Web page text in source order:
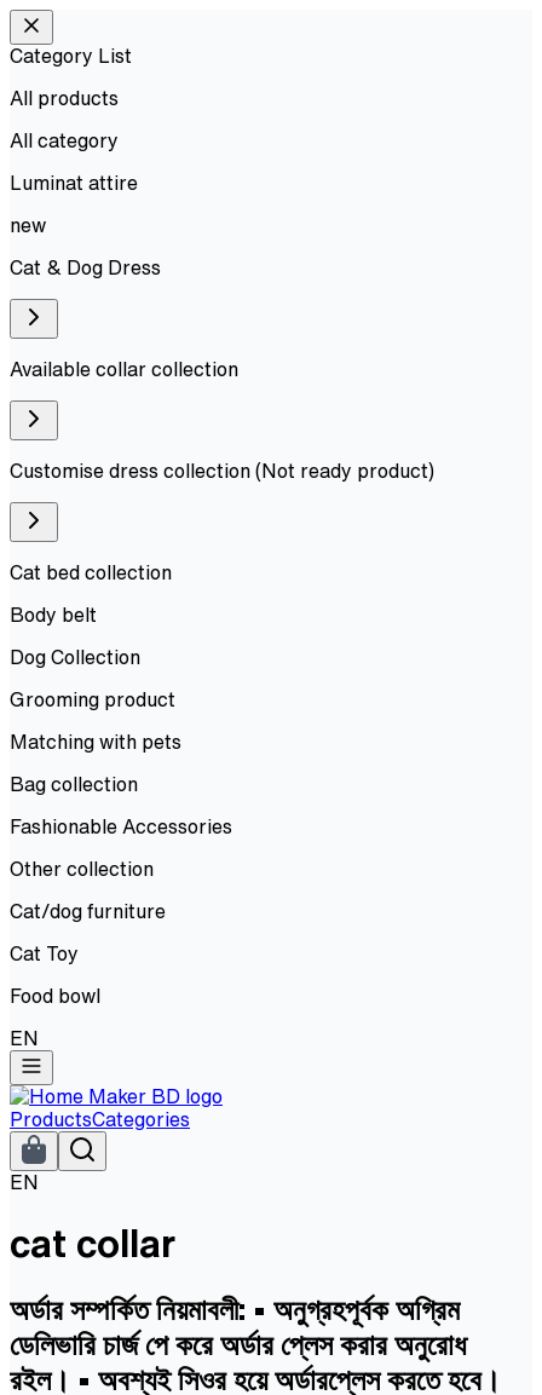
Category List
All products
All category
Luminat attire
new
Cat & Dog Dress
Available collar collection
Customise dress collection (Not ready product)
Cat bed collection
Body belt
Dog Collection
Grooming product
Matching with pets
Bag collection
Fashionable Accessories
Other collection
Cat/dog furniture
Cat Toy
Food bowl
EN
ProductsCategories
EN
cat collar
অর্ডার সম্পর্কিত নিয়মাবলী: • অনুগ্রহপূর্বক অগ্রিম
ডেলিভারি চার্জ পে করে অর্ডার প্লেস করার অনুরোধ
রইল। • অবশ্যই সিওর হয়ে অর্ডারপ্লেস করতে হবে।